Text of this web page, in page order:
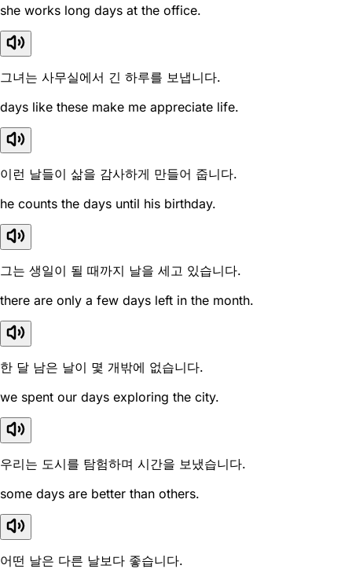
she works long days at the office.
그녀는 사무실에서 긴 하루를 보냅니다.
days like these make me appreciate life.
이런 날들이 삶을 감사하게 만들어 줍니다.
he counts the days until his birthday.
그는 생일이 될 때까지 날을 세고 있습니다.
there are only a few days left in the month.
한 달 남은 날이 몇 개밖에 없습니다.
we spent our days exploring the city.
우리는 도시를 탐험하며 시간을 보냈습니다.
some days are better than others.
어떤 날은 다른 날보다 좋습니다.